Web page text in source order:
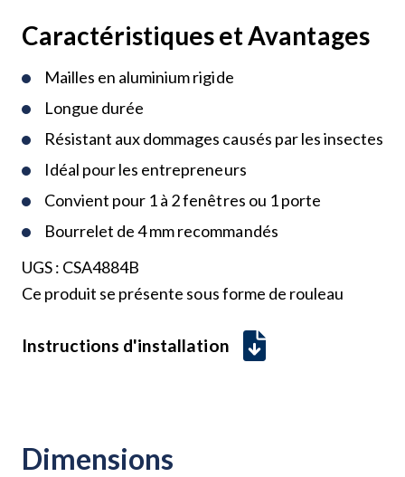
Caractéristiques et Avantages
Mailles en aluminium rigide
Longue durée
Résistant aux dommages causés par les insectes
Idéal pour les entrepreneurs
Convient pour 1 à 2 fenêtres ou 1 porte
Bourrelet de 4 mm recommandés
UGS : CSA4884B
Ce produit se présente sous forme de rouleau
Instructions d'installation
Dimensions